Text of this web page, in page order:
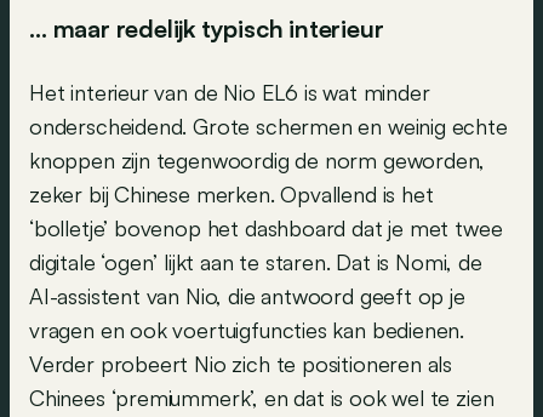
… maar redelijk typisch interieur
Het interieur van de Nio EL6 is wat minder
onderscheidend. Grote schermen en weinig echte
knoppen zijn tegenwoordig de norm geworden,
zeker bij Chinese merken. Opvallend is het
‘bolletje’ bovenop het dashboard dat je met twee
digitale ‘ogen’ lijkt aan te staren. Dat is Nomi, de
AI-assistent van Nio, die antwoord geeft op je
vragen en ook voertuigfuncties kan bedienen.
Verder probeert Nio zich te positioneren als
Chinees ‘premiummerk’, en dat is ook wel te zien